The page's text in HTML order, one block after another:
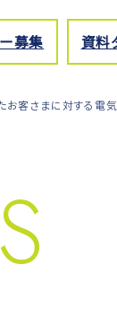
募集 資料
客さまに対する電